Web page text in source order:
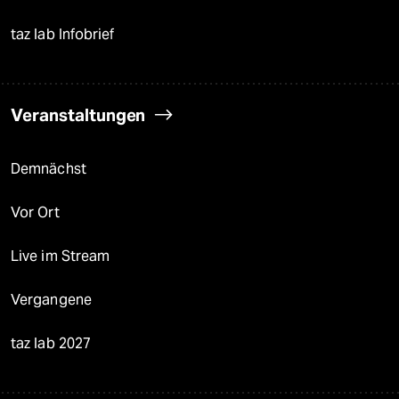
taz lab Infobrief
Veranstaltungen
Demnächst
Vor Ort
Live im Stream
Vergangene
taz lab 2027